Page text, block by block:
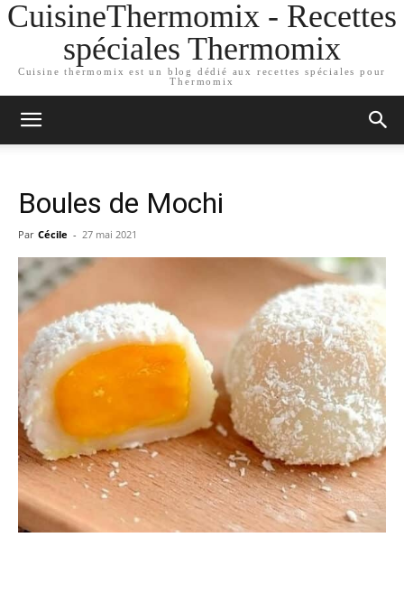
CuisineThermomix - Recettes
spéciales Thermomix
Cuisine thermomix est un blog dédié aux recettes spéciales pour
Thermomix
Boules de Mochi
Par Cécile - 27 mai 2021